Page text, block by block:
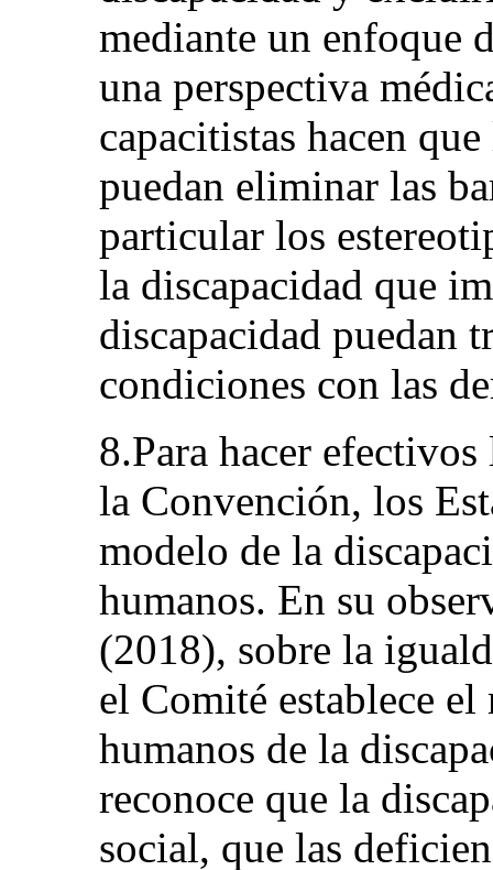
mediante un enfoque
una perspectiva
capacitistas hacen
puedan eliminar las
particular los
la discapacidad que
discapacidad puedan
condiciones con las
8.Para hacer
la Convención, los
modelo de la
humanos. En su
(2018), sobre la
el Comité establece
humanos de la
reconoce que la
social, que las